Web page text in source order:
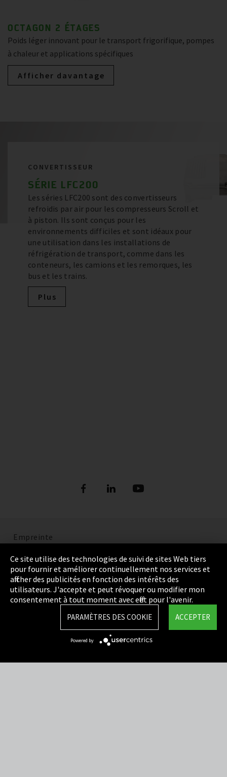
OCTAGON 2 ÉTAGES
Poids léger innovant pour le transport frigorifique, pompes
à chaleur et applications spécifiques
Afficher davantage
CONVERTISSEUR
SÉRIE LFC200
Les séries LFC200 sont des convertisseurs
refroidis par air pour les compresseurs Scroll et
à piston. Ils sont conçus pour les
environnements difficiles et sont idéaux pour
une utilisation dans les installations de
réfrigération de transport, comme dans les
conteneurs, les camions et les remorques, les
bus et les trains.
Plus
Empreinte
Politique de confidentialité
Cookie Settings
Termes et Conditions
Integrity Line
Ce site utilise des technologies de suivi de sites Web tiers
pour fournir et améliorer continuellement nos services et
afficher des publicités en fonction des intérêts des
utilisateurs. J'accepte et peut révoquer ou modifier mon
consentement à tout moment avec effet pour l'avenir.
ACCEPTER
PARAMÈTRES DES COOKIE
Powered by